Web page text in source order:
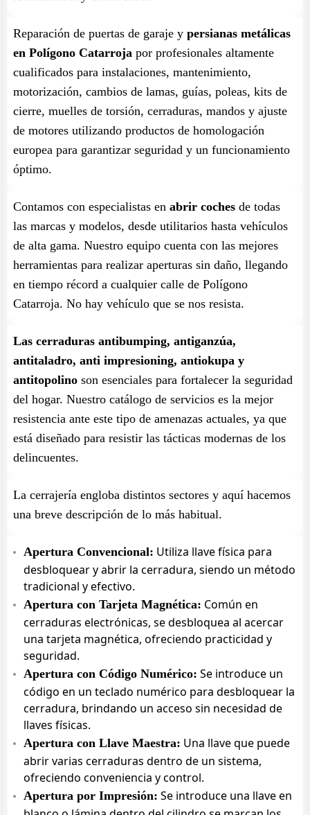
Reparación de puertas de garaje y persianas metálicas
en Polígono Catarroja por profesionales altamente
cualificados para instalaciones, mantenimiento,
motorización, cambios de lamas, guías, poleas, kits de
cierre, muelles de torsión, cerraduras, mandos y ajuste
de motores utilizando productos de homologación
europea para garantizar seguridad y un funcionamiento
óptimo.
Contamos con especialistas en abrir coches de todas
las marcas y modelos, desde utilitarios hasta vehículos
de alta gama. Nuestro equipo cuenta con las mejores
herramientas para realizar aperturas sin daño, llegando
en tiempo récord a cualquier calle de Polígono
Catarroja. No hay vehículo que se nos resista.
Las cerraduras antibumping, antiganzúa,
antitaladro, anti impresioning, antiokupa y
antitopolino son esenciales para fortalecer la seguridad
del hogar. Nuestro catálogo de servicios es la mejor
resistencia ante este tipo de amenazas actuales, ya que
está diseñado para resistir las tácticas modernas de los
delincuentes.
La cerrajería engloba distintos sectores y aquí hacemos
una breve descripción de lo más habitual.
Apertura Convencional: Utiliza llave física para
desbloquear y abrir la cerradura, siendo un método
tradicional y efectivo.
Apertura con Tarjeta Magnética: Común en
cerraduras electrónicas, se desbloquea al acercar
una tarjeta magnética, ofreciendo practicidad y
seguridad.
Apertura con Código Numérico: Se introduce un
código en un teclado numérico para desbloquear la
cerradura, brindando un acceso sin necesidad de
llaves físicas.
Apertura con Llave Maestra: Una llave que puede
abrir varias cerraduras dentro de un sistema,
ofreciendo conveniencia y control.
Apertura por Impresión: Se introduce una llave en